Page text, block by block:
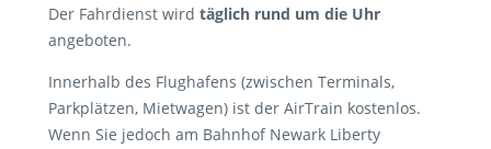
Der Fahrdienst wird täglich rund um die Uhr
angeboten.
Innerhalb des Flughafens (zwischen Terminals,
Parkplätzen, Mietwagen) ist der AirTrain kostenlos.
Wenn Sie jedoch am Bahnhof Newark Liberty